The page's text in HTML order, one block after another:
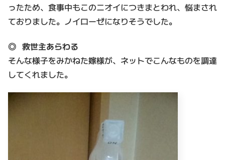
ったため、食事中もこのニオイにつきまとわれ、悩まされ
ておりました。ノイローゼになりそうでした。
◎ 救世主あらわる
そんな様子をみかねた嫁様が、ネットでこんなものを調達
してくれました。